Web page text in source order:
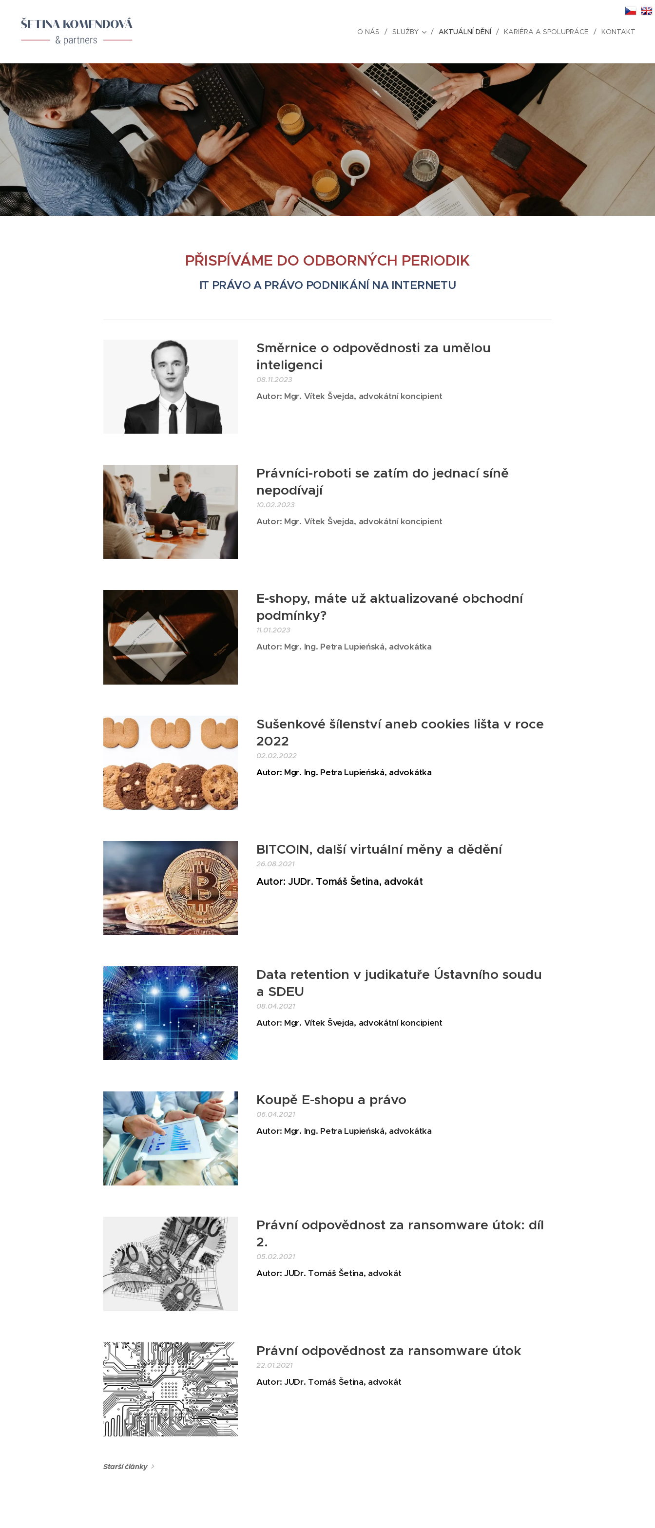
O NÁS SLUŽBY AKTUÁLNÍ DĚNÍ KARIÉRA A SPOLUPRÁCE KONTAKT
PŘISPÍVÁME DO ODBORNÝCH PERIODIK
IT PRÁVO A PRÁVO PODNIKÁNÍ NA INTERNETU
Směrnice o odpovědnosti za umělou
inteligenci
08.11.2023
Autor: Mgr. Vítek Švejda, advokátní koncipient
Právníci-roboti se zatím do jednací síně
nepodívají
10.02.2023
Autor: Mgr. Vítek Švejda, advokátní koncipient
E-shopy, máte už aktualizované obchodní
podmínky?
11.01.2023
Autor: Mgr. Ing. Petra Lupieńská, advokátka
Sušenkové šílenství aneb cookies lišta v roce
2022
02.02.2022
Autor: Mgr. Ing. Petra Lupieńská, advokátka
BITCOIN, další virtuální měny a dědění
26.08.2021
Autor: JUDr. Tomáš Šetina, advokát
Data retention v judikatuře Ústavního soudu
a SDEU
08.04.2021
Autor: Mgr. Vítek Švejda, advokátní koncipient
Koupě E-shopu a právo
06.04.2021
Autor: Mgr. Ing. Petra Lupieńská, advokátka
Právní odpovědnost za ransomware útok: díl
2.
05.02.2021
Autor: JUDr. Tomáš Šetina, advokát
Právní odpovědnost za ransomware útok
22.01.2021
Autor: JUDr. Tomáš Šetina, advokát
Starší články